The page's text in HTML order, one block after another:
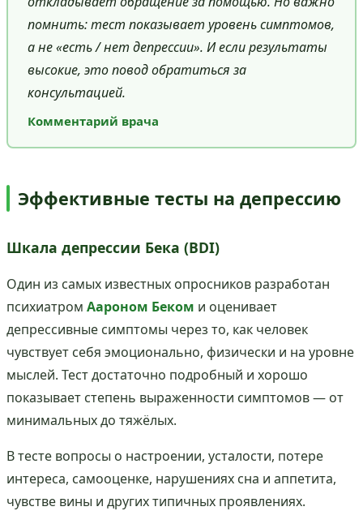
помнить: тест показывает уровень симптомов,
а не «есть / нет депрессии». И если результаты
высокие, это повод обратиться за
консультацией.
Комментарий врача
Эффективные тесты на депрессию
Шкала депрессии Бека (BDI)
Один из самых известных опросников разработан
психиатром Аароном Беком и оценивает
депрессивные симптомы через то, как человек
чувствует себя эмоционально, физически и на уровне
мыслей. Тест достаточно подробный и хорошо
показывает степень выраженности симптомов — от
минимальных до тяжёлых.
В тесте вопросы о настроении, усталости, потере
интереса, самооценке, нарушениях сна и аппетита,
чувстве вины и других типичных проявлениях.